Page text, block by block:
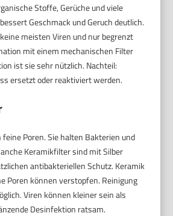
Stoffe, Gerüche und viele
Geschmack und Geruch deutlich.
meisten Viren und nur begrenzt
mit einem mechanischen Filter
ist sie sehr nützlich. Nachteil:
ersetzt oder reaktiviert werden.
feine Poren. Sie halten Bakterien und
Keramikfilter sind mit Silber
antibakteriellen Schutz. Keramik
Poren können verstopfen. Reinigung
Viren können kleiner sein als
Desinfektion ratsam.